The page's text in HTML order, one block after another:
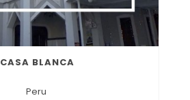
CASA BLANCA
Peru